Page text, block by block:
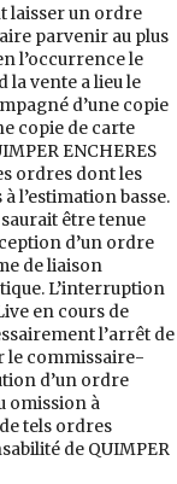
laisser un ordre
parvenir au plus
l’occurrence le
la vente a lieu le
d’une copie
copie de carte
ENCHERES
ordres dont les
l’estimation basse.
saurait être tenue
d’un ordre
de liaison
L’interruption
en cours de
l’arrêt de
le commissaire-
d’un ordre
omission à
tels ordres
de QUIMPER